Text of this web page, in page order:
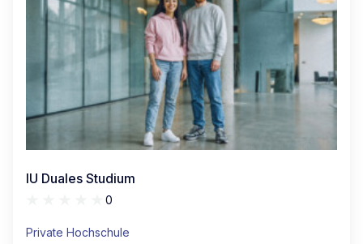
IU Duales Studium
0
Private Hochschule